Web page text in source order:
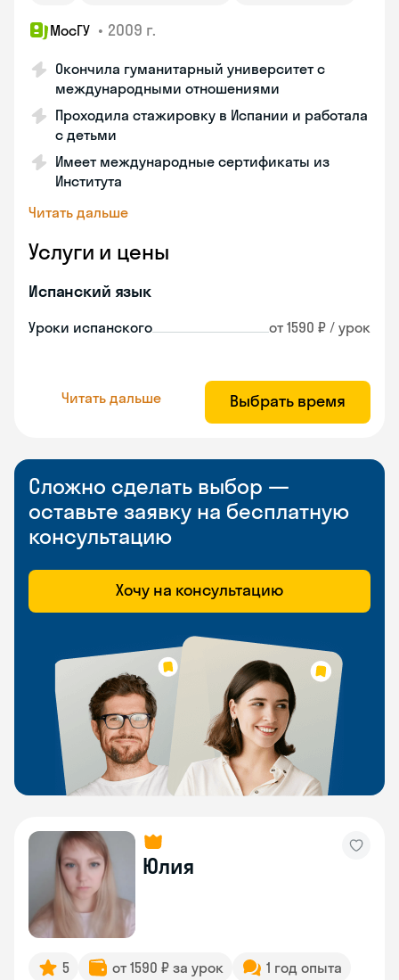
МосГУ • 2009 г.
Окончила гуманитарный университет с
международными отношениями
Проходила стажировку в Испании и работала
с детьми
Имеет международные сертификаты из
Института
Читать дальше
Услуги и цены
Испанский язык
Уроки испанского от 1590 ₽ / урок
Читать дальше Выбрать время
Сложно сделать выбор —
оставьте заявку на бесплатную
консультацию
Хочу на консультацию
Юлия
5 от 1590 ₽ за урок 1 год опыта